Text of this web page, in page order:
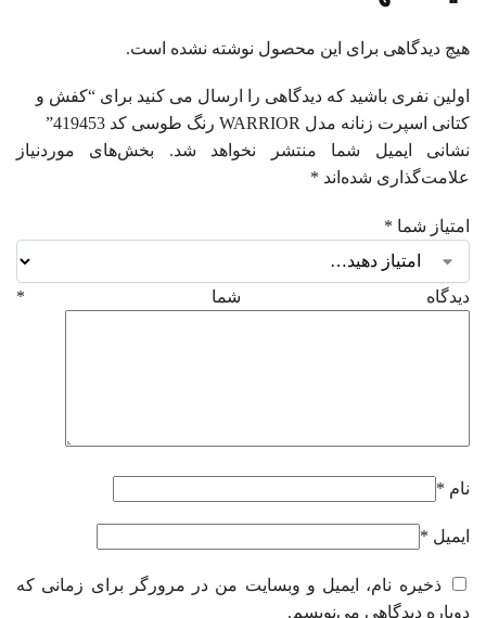
هیچ دیدگاهی برای این محصول نوشته نشده است.
اولین نفری باشید که دیدگاهی را ارسال می کنید برای “کفش و
کتانی اسپرت زنانه مدل WARRIOR رنگ طوسی کد 419453”
نشانی ایمیل شما منتشر نخواهد شد.
بخش‌های موردنیاز
علامت‌گذاری شده‌اند *
امتیاز شما *
دیدگاه شما *
نام *
ایمیل *
ذخیره نام، ایمیل و وبسایت من در مرورگر برای زمانی که
دوباره دیدگاهی می‌نویسم.